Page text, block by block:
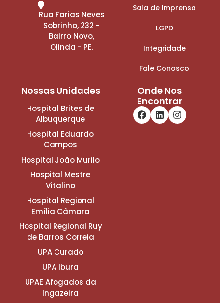
Rua Farias Neves
Sobrinho, 232 -
Bairro Novo,
Olinda - PE.
Sala de Imprensa
LGPD
Integridade
Fale Conosco
Nossas Unidades
Hospital Brites de
Albuquerque
Hospital Eduardo
Campos
Hospital João Murilo
Hospital Mestre
Vitalino
Hospital Regional
Emília Câmara
Hospital Regional Ruy
de Barros Correia
UPA Curado
UPA Ibura
UPAE Afogados da
Ingazeira
Onde Nos
Encontrar